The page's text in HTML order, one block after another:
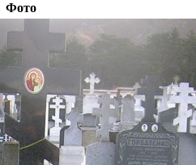
Фото